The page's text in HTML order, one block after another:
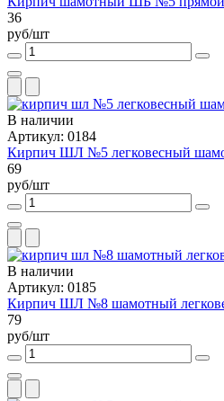
36
руб/шт
В наличии
Артикул: 0184
Кирпич ШЛ №5 легковесный
69
руб/шт
В наличии
Артикул: 0185
Кирпич ШЛ №8 шамотный
79
руб/шт